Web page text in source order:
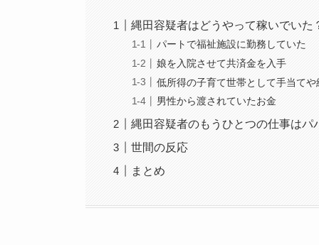
縄田容疑者はどうやって稼いでいた
パートで福祉施設に勤務していた
娘を入院させて共済金を入手
低所得の子育て世帯として手当て
男性から渡されていたお金
縄田容疑者のもうひとつの仕事はパ
世間の反応
まとめ